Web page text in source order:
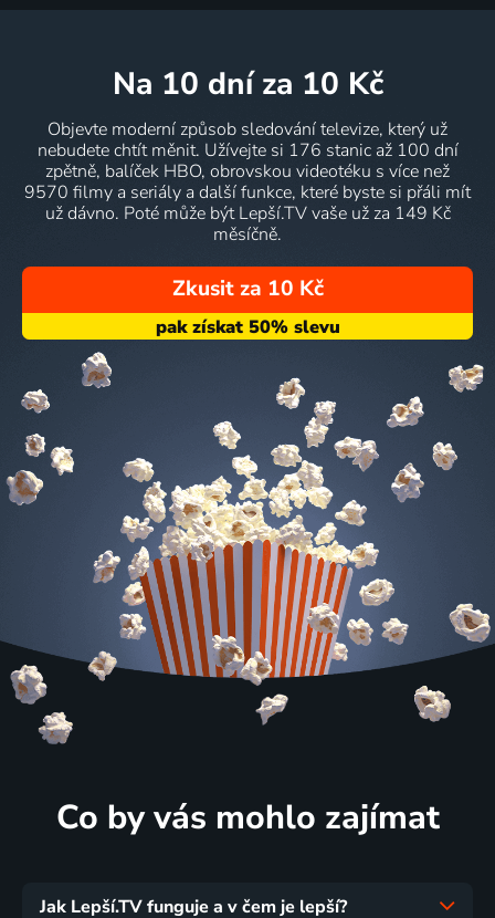
na 10 dní za 10 Kč
Objevte moderní způsob sledování televize, který už
nebudete chtít měnit. Užívejte si 176 stanic až 100 dní
zpětně, balíček HBO, obrovskou videotéku s více než
9570 filmy a seriály a další funkce, které byste si přáli mít
už dávno. Poté může být Lepší.TV vaše už za 149 Kč
měsíčně.
Zkusit za 10 Kč
Co by vás mohlo zajímat
Jak Lepší.TV funguje a v čem je lepší?